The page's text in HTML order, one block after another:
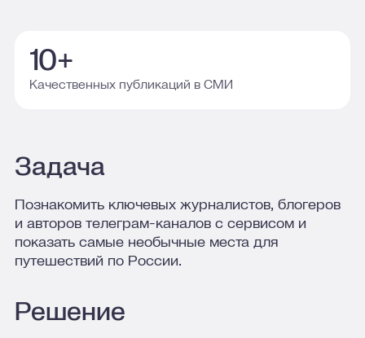
Задача
Познакомить ключевых журналистов, блогеров
и авторов телеграм-каналов с сервисом и
показать самые необычные места для
путешествий по России.
Решение
10+
Качественных публикаций в СМИ